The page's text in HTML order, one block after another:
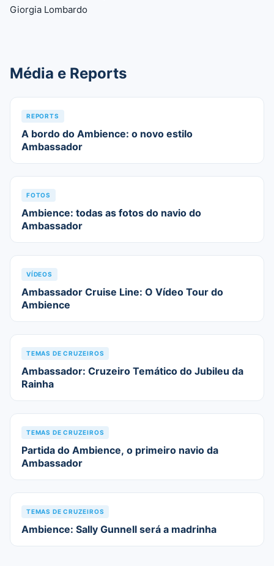
Giorgia Lombardo
Média e Reports
REPORTS
A bordo do Ambience: o novo estilo
Ambassador
FOTOS
Ambience: todas as fotos do navio do
Ambassador
VÍDEOS
Ambassador Cruise Line: O Vídeo Tour do
Ambience
TEMAS DE CRUZEIROS
Ambassador: Cruzeiro Temático do Jubileu da
Rainha
TEMAS DE CRUZEIROS
Partida do Ambience, o primeiro navio da
Ambassador
TEMAS DE CRUZEIROS
Ambience: Sally Gunnell será a madrinha